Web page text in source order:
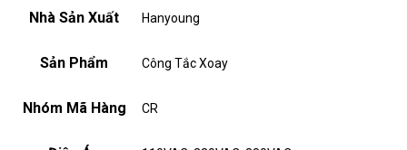
Nhà Sản Xuất Hanyoung
Sản Phẩm Công Tắc Xoay
Nhóm Mã Hàng CR